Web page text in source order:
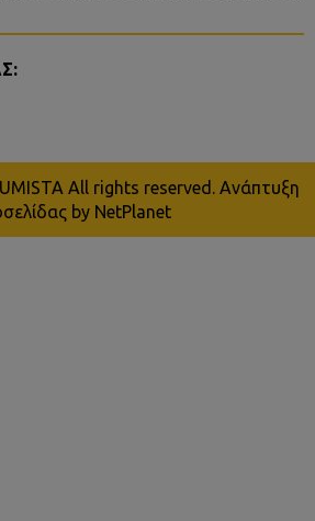
All rights reserved. Ανάπτυξη
by NetPlanet